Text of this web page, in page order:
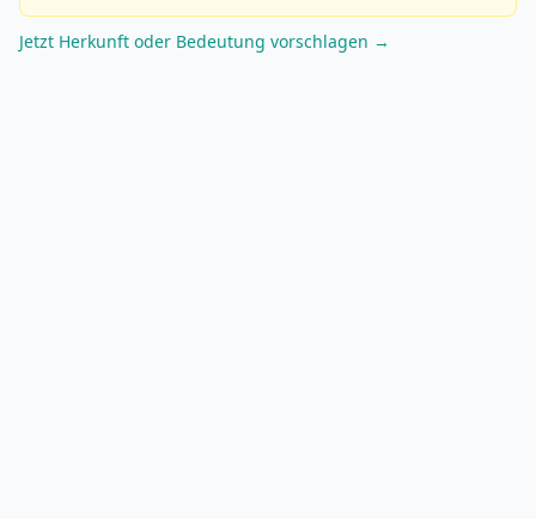
Jetzt Herkunft oder Bedeutung vorschlagen →